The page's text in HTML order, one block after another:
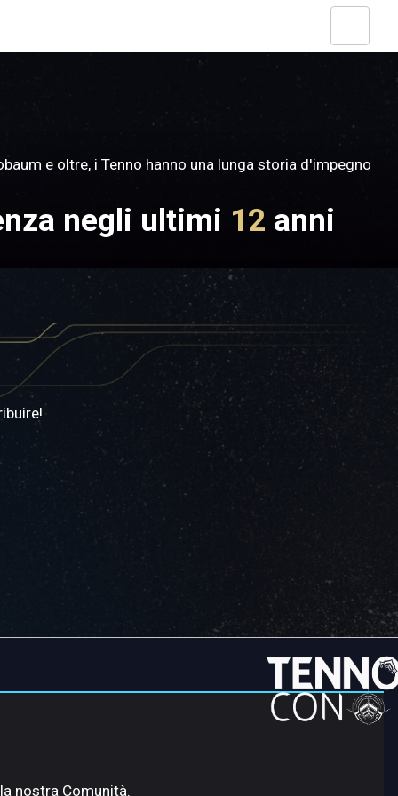
e oltre, i Tenno hanno una lunga storia d'impegno
negli ultimi 12 anni
nostra Comunità.